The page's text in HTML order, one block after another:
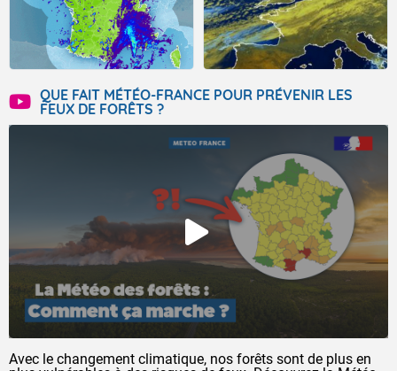
QUE FAIT MÉTÉO-FRANCE POUR PRÉVENIR LES
FEUX DE FORÊTS ?
Avec le changement climatique, nos forêts sont de plus en